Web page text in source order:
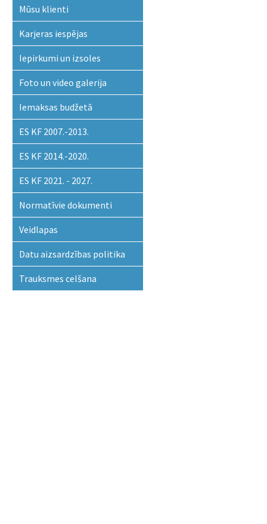
Mūsu klienti
Karjeras iespējas
Iepirkumi un izsoles
Foto un video galerija
Iemaksas budžetā
ES KF 2007.-2013.
ES KF 2014.-2020.
ES KF 2021. - 2027.
Normatīvie dokumenti
Veidlapas
Datu aizsardzības politika
Trauksmes celšana